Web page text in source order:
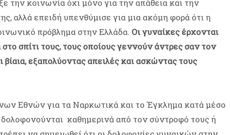
την κοινωνία όχι μόνο για την απάθεια και την
αλλά επειδή υπενθύμισε για μια ακόμη φορά ότι η
πρόβλημα στην Ελλάδα. Οι γυναίκες έρχονται
σπίτι τους, τους οποίους γεννούν άντρες σαν τον
εξαπολύοντας απειλές και ασκώντας τους
Εθνών για τα Ναρκωτικά και το Έγκλημα κατά μέσο
καθημερινά από τον σύντροφό τους ή